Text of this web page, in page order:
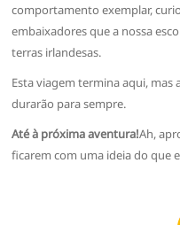
comportamento exemplar,
embaixadores que a nossa
terras irlandesas.
Esta viagem termina aqui, mas
durarão para sempre.
Até à próxima aventura!Ah,
ficarem com uma ideia do que